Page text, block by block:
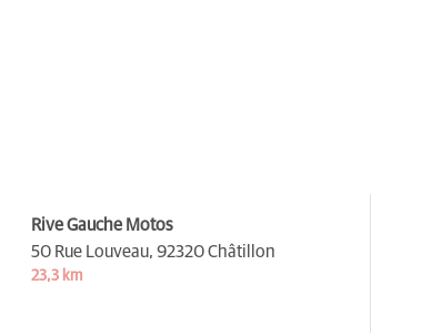
Rive Gauche Motos
50 Rue Louveau, 92320 Châtillon
23,3 km